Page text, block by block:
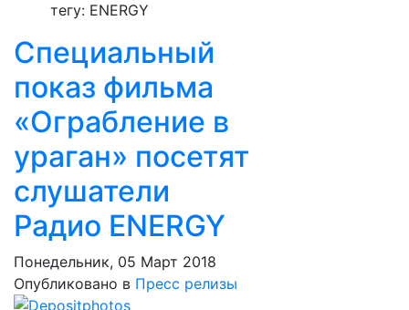
тегу: ENERGY
Специальный
показ фильма
«Ограбление в
ураган» посетят
слушатели
Радио ENERGY
Понедельник, 05 Март 2018
Опубликовано в Пресс релизы